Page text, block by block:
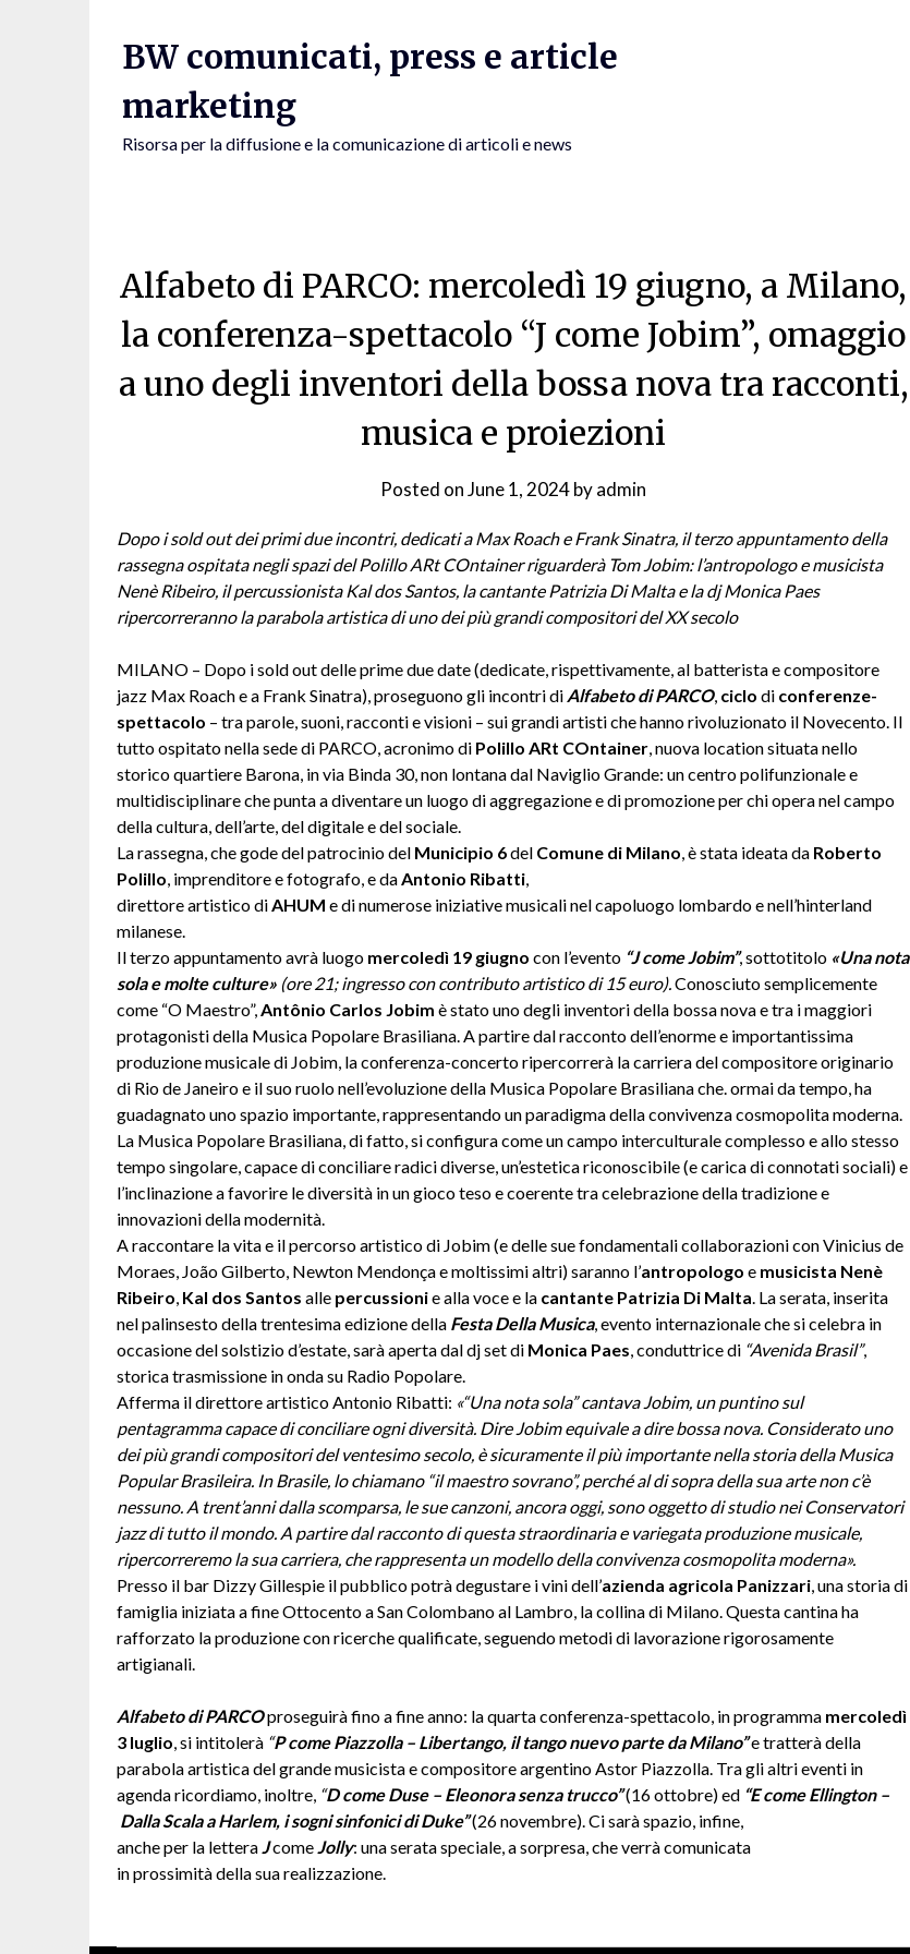
BW comunicati, press e article
marketing
Risorsa per la diffusione e la comunicazione di articoli e news
Alfabeto di PARCO: mercoledì 19 giugno, a Milano,
la conferenza-spettacolo “J come Jobim”, omaggio
a uno degli inventori della bossa nova tra racconti,
musica e proiezioni
Posted onJune 1, 2024byadmin
Dopo i sold out dei primi due incontri, dedicati a Max Roach e Frank Sinatra, il terzo appuntamento della
rassegna ospitata negli spazi del Polillo ARt COntainer riguarderà Tom Jobim: l’antropologo e musicista
Nenè Ribeiro, il percussionista Kal dos Santos, la cantante Patrizia Di Malta e la dj Monica Paes
ripercorreranno la parabola artistica diuno dei più grandi compositori del XX secolo
MILANO – Dopo i sold out delle prime due date (dedicate, rispettivamente, al batterista e compositore
jazz Max Roach e a Frank Sinatra), proseguono gli incontri di Alfabeto di PARCO, ciclo di conferenze-
spettacolo – tra parole, suoni, racconti e visioni – sui grandi artisti che hanno rivoluzionato il Novecento. Il
tutto ospitato nella sede di PARCO, acronimo di Polillo ARt COntainer, nuova location situata nello
storico quartiere Barona, invia Binda 30, non lontana dal Naviglio Grande: un centropolifunzionale e
multidisciplinare che punta a diventare un luogo di aggregazione e di promozione per chi opera nel campo
della cultura, dell’arte, deldigitale e del sociale.
La rassegna, che gode del patrocinio del Municipio 6del Comune di Milano, è stata ideata da Roberto
Polillo, imprenditore e fotografo, e daAntonio Ribatti,
direttore artistico diAHUM e di numerose iniziativemusicali nel capoluogo lombardo e nell’hinterland
milanese.
Il terzo appuntamento avrà luogo mercoledì 19 giugno con l’evento “J come Jobim”, sottotitolo «Una nota
sola e molte culture» (ore 21; ingresso con contributo artistico di 15 euro).Conosciuto semplicemente
come “O Maestro”,Antônio Carlos Jobim è stato uno degli inventori della bossa nova e tra i maggiori
protagonisti della Musica Popolare Brasiliana. A partire dal racconto dell’enorme e importantissima
produzione musicale di Jobim, la conferenza-concerto ripercorrerà la carriera del compositore originario
di Rio de Janeiro e il suo ruolo nell’evoluzione della Musica Popolare Brasiliana che. ormai da tempo, ha
guadagnato uno spazio importante, rappresentando un paradigma della convivenza cosmopolita moderna.
La Musica Popolare Brasiliana, di fatto, si configura come un campo interculturale complesso e allo stesso
tempo singolare, capace di conciliare radici diverse, un’estetica riconoscibile (e carica di connotati sociali) e
l’inclinazione a favorire le diversità in un gioco teso e coerente tra celebrazione della tradizione e
innovazioni della modernità.
A raccontare la vita e il percorso artistico di Jobim (e delle sue fondamentali collaborazioni con Vinicius de
Moraes, João Gilberto, Newton Mendonça e moltissimi altri) saranno l’antropologo e musicista Nenè
Ribeiro, Kal dos Santos alle percussionie alla voce e la cantante Patrizia Di Malta. La serata, inserita
nel palinsesto della trentesima edizione della Festa Della Musica, evento internazionale che si celebra in
occasione del solstizio d’estate, sarà aperta dal dj set di Monica Paes, conduttrice di “Avenida Brasil”,
storica trasmissione in onda su Radio Popolare.
Afferma il direttore artisticoAntonio Ribatti: «“Una nota sola” cantava Jobim, un puntino sul
pentagramma capace di conciliare ogni diversità. Dire Jobim equivale a dire bossa nova. Considerato uno
dei più grandi compositori del ventesimo secolo, è sicuramente il più importante nella storia della Musica
Popular Brasileira. In Brasile, lo chiamano “il maestro sovrano”, perché al di sopra della sua arte non c’è
nessuno. A trent’anni dalla scomparsa, le sue canzoni, ancora oggi, sono oggetto di studio nei Conservatori
jazz di tutto il mondo. A partire dal racconto di questa straordinaria e variegata produzione musicale,
ripercorreremo la sua carriera, che rappresenta un modello della convivenza cosmopolita moderna».
Presso il bar Dizzy Gillespie il pubblico potrà degustare i vini dell’azienda agricola Panizzari, una storia di
famiglia iniziata a fine Ottocento a San Colombano al Lambro, la collina di Milano. Questa cantina ha
rafforzato la produzione con ricerche qualificate, seguendo metodi di lavorazione rigorosamente
artigianali.
Alfabeto di PARCOproseguiràfino a fine anno: la quarta conferenza-spettacolo, in programma mercoledì
3 luglio, si intitolerà “P come Piazzolla – Libertango, il tango nuevo parte da Milano”e tratterà della
parabola artistica del grande musicista e compositore argentino Astor Piazzolla. Tra gli altri eventi in
agenda ricordiamo, inoltre, “D come Duse – Eleonora senza trucco”(16 ottobre) ed “E come Ellington –
DallaScala a Harlem, i sognisinfonici di Duke”(26 novembre). Ci sarà spazio, infine,
anche per la letteraJcomeJolly: una serata speciale, a sorpresa, che verrà comunicata
in prossimità della suarealizzazione.